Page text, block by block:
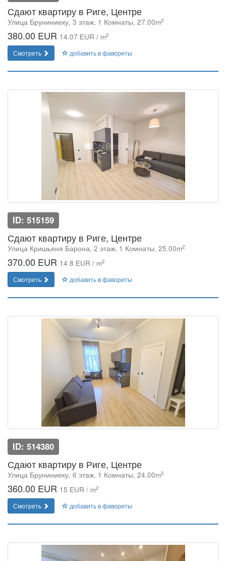
Сдают квартиру в Риге, Центре
Улица Бруниниеку, 3 этаж, 1 Комнаты, 27.00m2
380.00 EUR 14.07 EUR / m2
Смотреть добавить в фавориты
ID: 515159
Сдают квартиру в Риге, Центре
Улица Кришьяня Барона, 2 этаж, 1 Комнаты, 25.00m2
370.00 EUR 14.8 EUR / m2
Смотреть добавить в фавориты
ID: 514380
Сдают квартиру в Риге, Центре
Улица Бруниниеку, 6 этаж, 1 Комнаты, 24.00m2
360.00 EUR 15 EUR / m2
Смотреть добавить в фавориты